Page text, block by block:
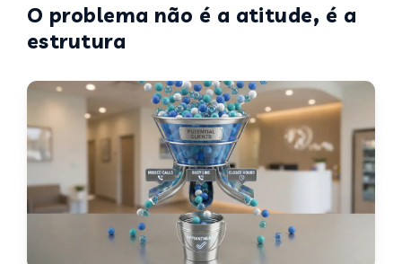
O problema não é a atitude, é a
estrutura